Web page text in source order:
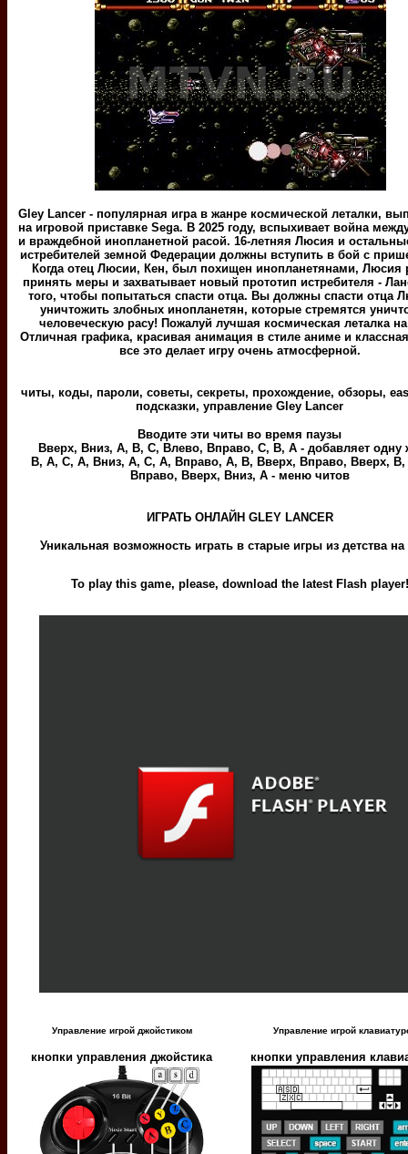
Gley Lancer - популярная игра в жанре космической леталки,
на игровой приставке Sega. В 2025 году, вспыхивает война
и враждебной инопланетной расой. 16-летняя Люсия и
истребителей земной Федерации должны вступить в бой с
Когда отец Люсии, Кен, был похищен инопланетянами, Люсия
принять меры и захватывает новый прототип истребителя -
того, чтобы попытаться спасти отца. Вы должны спасти отца
уничтожить злобных инопланетян, которые стремятся
человеческую расу! Пожалуй лучшая космическая леталка
Отличная графика, красивая анимация в стиле аниме и
все это делает игру очень атмосферной.
читы, коды, пароли, советы, секреты, прохождение, обзоры,
подсказки, управление Gley Lancer
Вводите эти читы во время паузы
Вверх, Вниз, A, B, C, Влево, Вправо, C, B, A - добавляет одну
B, A, C, A, Вниз, A, C, A, Вправо, A, B, Вверх, Вправо, Вверх,
Вправо, Вверх, Вниз, A - меню читов
ИГРАТЬ ОНЛАЙН GLEY LANCER
Уникальная возможность играть в старые игры из детства на
To play this game, please, download the latest Flash player!
Управление игрой джойстиком
кнопки управления джойстика
Управление игрой
кнопки управления